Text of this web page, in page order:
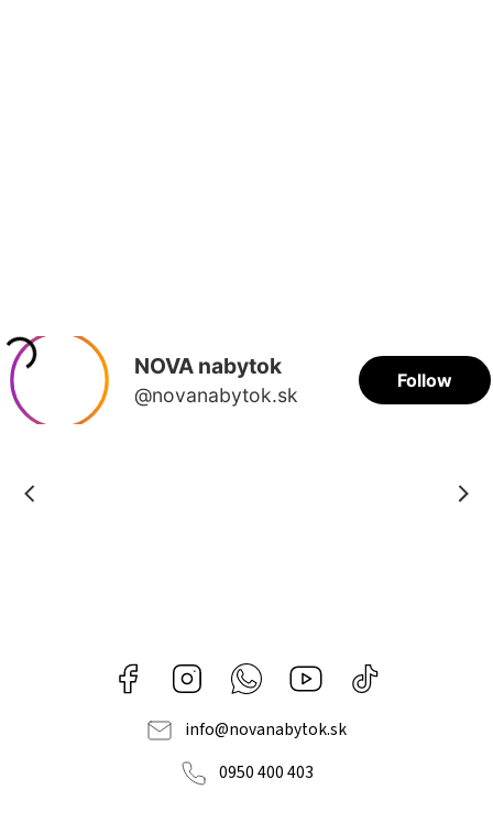
Facebook Instagram Whatsapp Youtube
nábytok
info@novanabytok.sk
0950 400 403